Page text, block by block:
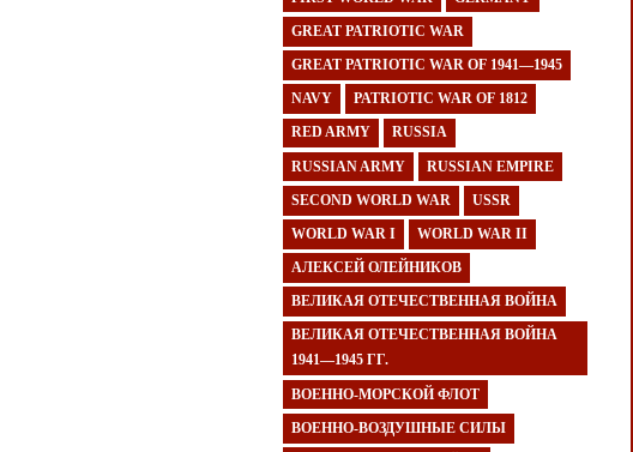
GREAT PATRIOTIC WAR
GREAT PATRIOTIC WAR OF 1941—1945
NAVY PATRIOTIC WAR OF 1812
RED ARMY RUSSIA
RUSSIAN ARMY RUSSIAN EMPIRE
SECOND WORLD WAR USSR
WORLD WAR I WORLD WAR II
АЛЕКСЕЙ ОЛЕЙНИКОВ
ВЕЛИКАЯ ОТЕЧЕСТВЕННАЯ ВОЙНА
ВЕЛИКАЯ ОТЕЧЕСТВЕННАЯ ВОЙНА
1941—1945 ГГ.
ВОЕННО-МОРСКОЙ ФЛОТ
ВОЕННО-ВОЗДУШНЫЕ СИЛЫ